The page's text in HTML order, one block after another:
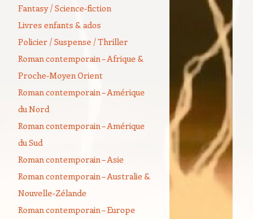
Fantasy / Science-fiction
Livres enfants & ados
Policier / Suspense / Thriller
Roman contemporain – Afrique &
Proche-Moyen Orient
Roman contemporain – Amérique
du Nord
Roman contemporain – Amérique
du Sud
Roman contemporain – Asie
Roman contemporain – Australie &
Nouvelle-Zélande
Roman contemporain – Europe